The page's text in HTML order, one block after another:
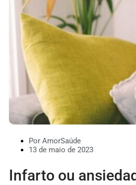
Por AmorSaúde
13 de maio de 2023
Infarto ou